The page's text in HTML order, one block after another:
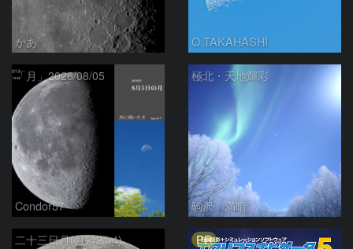
かあ O.TAKAHASHI
「月」2026/08/05
Condor57
極北・天地輝彩
駒沢 満晴
二十三日月(月齢21.4) PR